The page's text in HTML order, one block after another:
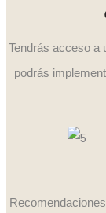
Tendrás acceso a
podrás